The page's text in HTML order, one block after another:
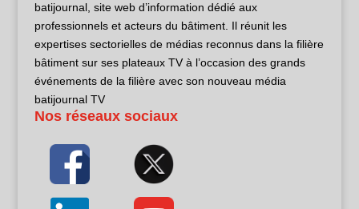
batijournal, site web d’information dédié aux
professionnels et acteurs du bâtiment. Il réunit les
expertises sectorielles de médias reconnus dans la filière
bâtiment sur ses plateaux TV à l’occasion des grands
événements de la filière avec son nouveau média
batijournal TV
Nos réseaux sociaux